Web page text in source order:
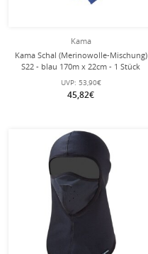
Kama
Kama Schal (Merinowolle-Mischung)
S22 - blau 170m x 22cm - 1 Stück
UVP: 53,90€
45,82€